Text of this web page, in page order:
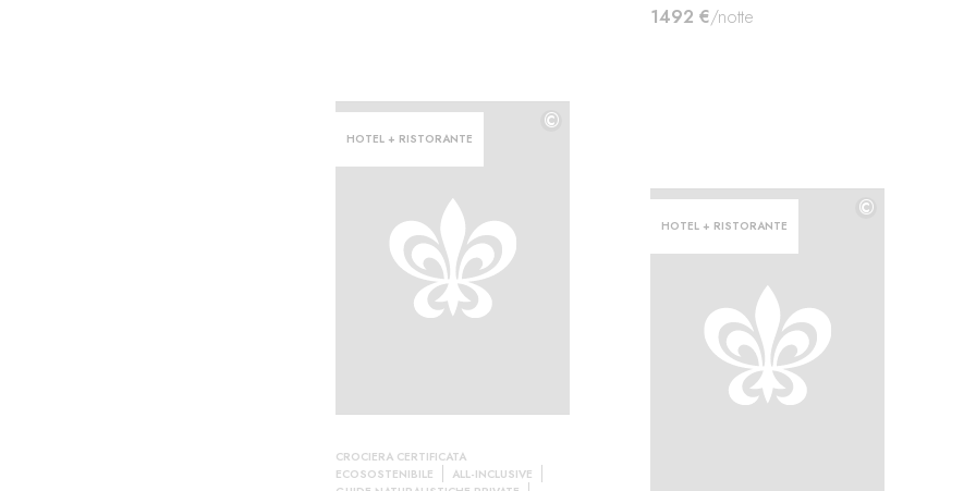
1492 €/notte
HOTEL + RISTORANTE
©
CROCIERA CERTIFICATA
ECOSOSTENIBILE
ALL-INCLUSIVE
HOTEL + RISTORANTE
©